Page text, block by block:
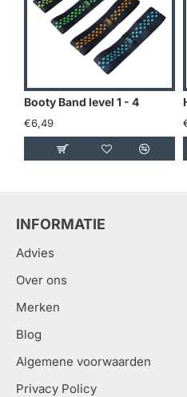
Booty Band level 1 - 4
€6,49
INFORMATIE
Advies
Over ons
Merken
Blog
Algemene voorwaarden
Privacy Policy